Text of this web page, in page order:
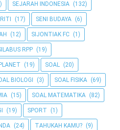
SEJARAH INDONESIA (132)
(17) SENI BUDAYA (6)
(12) SIJONTIAK FC (1)
RPP (19)
(19) SOAL (20)
BIOLOGI (3) SOAL FISIKA (69)
(15) SOAL MATEMATIKA (82)
(19) SPORT (1)
(24) TAHUKAH KAMU? (9)